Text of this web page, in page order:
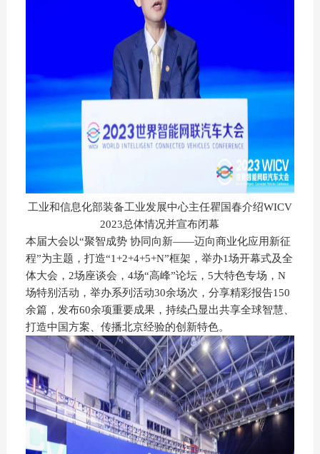
工业和信息化部装备工业发展中心主任瞿国春介绍WICV
2023总体情况并宣布闭幕
本届大会以“聚智成势 协同向新——迈向商业化应用新征
程”为主题，打造“1+2+4+5+N”框架，举办1场开幕式及全
体大会，2场座谈会，4场“高峰”论坛，5大特色专场，N
场特别活动，举办系列活动30余场次，分享精彩报告150
余篇，发布60余项重要成果，持续凸显出共享全球智慧、
打造中国方案、传播北京经验的创新特色。